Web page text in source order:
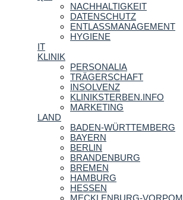
NACHHALTIGKEIT
DATENSCHUTZ
ENTLASSMANAGEMENT
HYGIENE
IT
KLINIK
PERSONALIA
TRÄGERSCHAFT
INSOLVENZ
KLINIKSTERBEN.INFO
MARKETING
LAND
BADEN-WÜRTTEMBERG
BAYERN
BERLIN
BRANDENBURG
BREMEN
HAMBURG
HESSEN
MECKLENBURG-